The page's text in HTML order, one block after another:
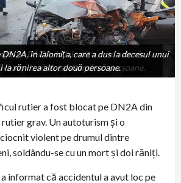
pe DN2A, în Ialomița, care a dus la
și la rănirea altor două persoane.
în Ialomița, care a dus la decesul unui
la rănirea altor două persoane.
rutier a fost blocat pe DN2A din
grav. Un autoturism și o
violent pe drumul dintre
soldându-se cu un mort și doi răniți.
informat că accidentul a avut loc pe